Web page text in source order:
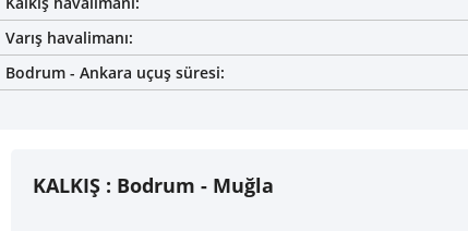
Varış havalimanı:
Bodrum - Ankara uçuş süresi:
KALKIŞ : Bodrum - Muğla